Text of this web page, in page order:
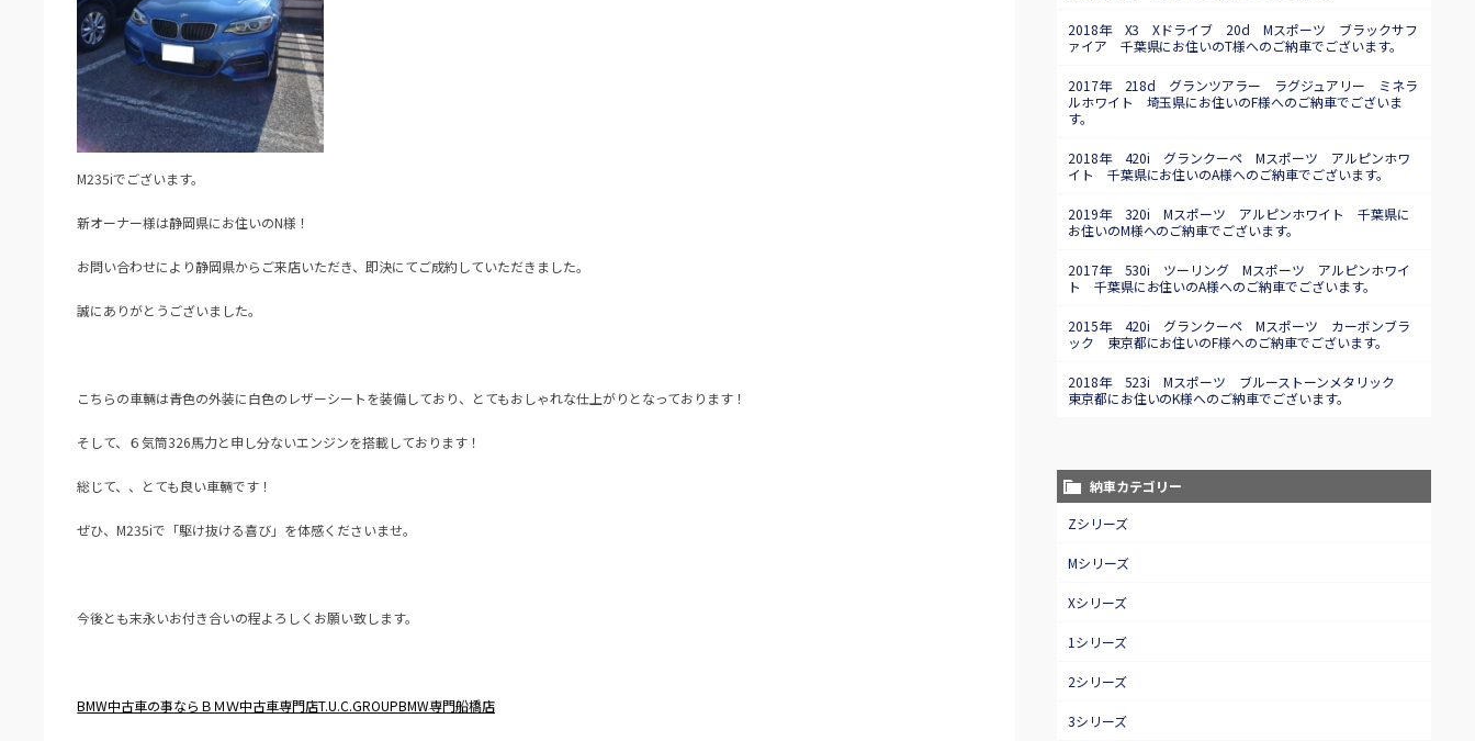
M235iでございます。
新オーナー様は静岡県にお住いのN様！
お問い合わせにより静岡県からご来店いただき、即決にてご成約していただきました。
誠にありがとうございました。
こちらの車輛は青色の外装に白色のレザーシートを装備しており、とてもおしゃれな仕上がりとなっております！
そして、６気筒326馬力と申し分ないエンジンを搭載しております！
総じて、、とても良い車輛です！
ぜひ、M235iで「駆け抜ける喜び」を体感くださいませ。
今後とも末永いお付き合いの程よろしくお願い致します。
BMW中古車の事ならＢＭＷ中古車専門店T.U.C.GROUPBMW専門船橋店
2018年 X3 Xドライブ 20d Mスポーツ ブラックサフ
ァイア 千葉県にお住いのT様へのご納車でございます。
2017年 218d グランツアラー ラグジュアリー ミネラ
ルホワイト 埼玉県にお住いのF様へのご納車でございま
す。
2018年 420i グランクーペ Mスポーツ アルピンホワ
イト 千葉県にお住いのA様へのご納車でございます。
2019年 320i Mスポーツ アルピンホワイト 千葉県に
お住いのM様へのご納車でございます。
2017年 530i ツーリング Mスポーツ アルピンホワイ
ト 千葉県にお住いのA様へのご納車でございます。
2015年 420i グランクーペ Mスポーツ カーボンブラ
ック 東京都にお住いのF様へのご納車でございます。
2018年 523i Mスポーツ ブルーストーンメタリック
東京都にお住いのK様へのご納車でございます。
納車カテゴリー
Zシリーズ
Mシリーズ
Xシリーズ
1シリーズ
2シリーズ
3シリーズ